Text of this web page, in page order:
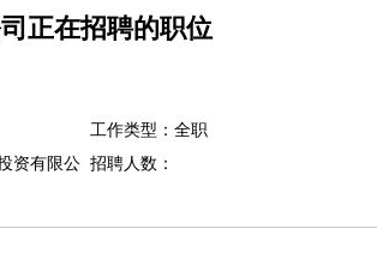
正在招聘的职位
工作类型：全职
资有限公 招聘人数：